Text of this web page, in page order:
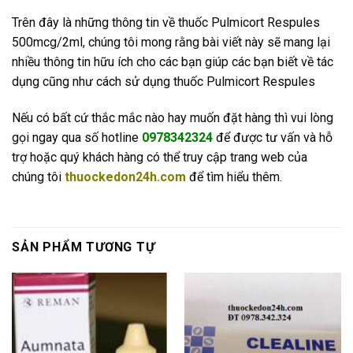
Trên đây là những thông tin về thuốc Pulmicort Respules
500mcg/2ml, chúng tôi mong rằng bài viết này sẽ mang lại
nhiều thông tin hữu ích cho các bạn giúp các bạn biết về tác
dụng cũng như cách sử dụng thuốc Pulmicort Respules
Nếu có bất cứ thắc mắc nào hay muốn đặt hàng thì vui lòng
gọi ngay qua số hotline 0978342324 để được tư vấn và hỗ
trợ hoặc quý khách hàng có thể truy cập trang web của
chúng tôi thuockedon24h.com để tìm hiểu thêm.
SẢN PHẨM TƯƠNG TỰ